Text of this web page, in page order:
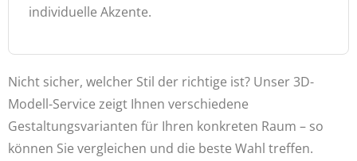
individuelle Akzente.
Nicht sicher, welcher Stil der richtige ist? Unser 3D-
Modell-Service zeigt Ihnen verschiedene
Gestaltungsvarianten für Ihren konkreten Raum – so
können Sie vergleichen und die beste Wahl treffen.